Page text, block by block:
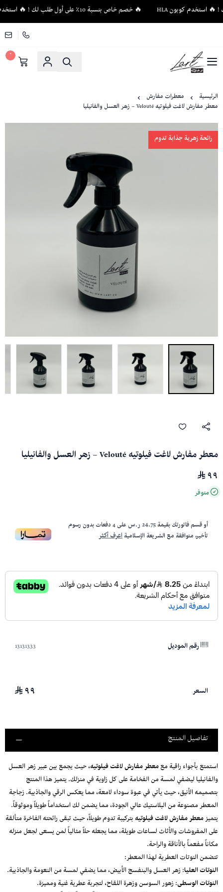
🔥 خصم خاص بنسبة 10٪ على أول طلب لك ! 🔥 استخدم كوبون HLA
لاغت - أثاث فاخر وإكسسوارات منزلية فريدة
٠
الرئيسية
معطرات مفارش
معطر مفارش لاغت فيلوتيه Velouté – زهر العسل والفانيليا
رائحة زهرية جذابة تدوم
معطر مفارش لاغت فيلوتيه Velouté – زهر العسل والفانيليا
٩٩
متوفر
أو قسم فاتورتك بقيمة24.75 ر.س على4دفعات بدون رسوم
تأخير، متوافقة مع الشريعة الإسلاميةاعرف أكثر
رقم الموديل 13131333
السعر ٩٩
تفاصيل المنتج
استمتع بأجواء راقية معمعطر مفارش لاغت فيلوتيه، حيث يجمع بين عبير زهر العسل
والفانيليا ليضفي لمسة من الفخامة على كل زاوية في منزلك. يتميز هذا المنتج
بتصميمه الأنيق، حيث يأتي في عبوة سوداء لامعة، مما يعكس الرقي والجاذبية. زجاجة
المعطر مصنوعة من البلاستيك عالي الجودة، مما يضمن لك استخداماً طويلاً وموثوقاً.
يتميزمعطر مفارش لاغت فيلوتيه بتركيبة تدوم طويلاً، حيث تبقى رائحته الفاخرة متألقة
على المفروشات والأثاث لساعات طويلة، مما يجعله حلاً مثالياً لمن يسعى لجعل منزله
مكاناً مفعماً بالأناقة والراحة.
تتضمن النوتات العطرية لهذا المعطر:
النوتات العليا: زهر العسل والبنفسج الأبيض، مما يضفي لمسة من النعومة والجاذبية.
النوتات الوسطى: زهور السوسن وزهرة اللقاح، لتجربة عطرية غنية ومميزة.